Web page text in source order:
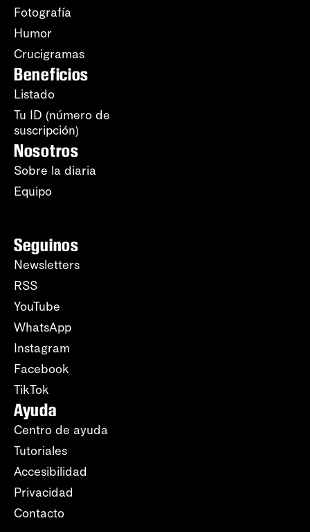
Fotografía
Humor
Crucigramas
Beneficios
Listado
Tu ID (número de
suscripción)
Nosotros
Sobre la diaria
Equipo
Seguinos
Newsletters
RSS
YouTube
WhatsApp
Instagram
Facebook
TikTok
Ayuda
Centro de ayuda
Tutoriales
Accesibilidad
Privacidad
Contacto